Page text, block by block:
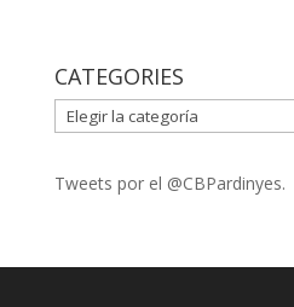
CATEGORIES
CATEGORIES
Tweets por el @CBPardinyes.